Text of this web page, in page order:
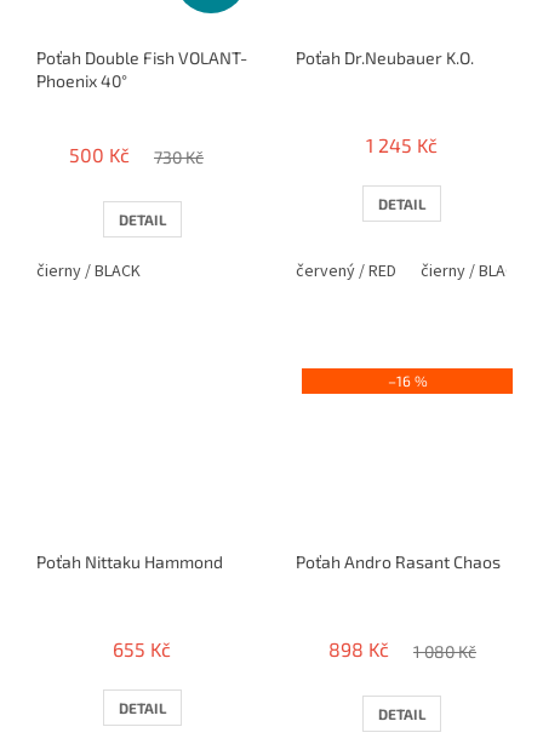
Poťah Double Fish VOLANT-
Phoenix 40°
produktu
4,0
z
500 Kč 730 Kč
DETAIL
čierny / BLACK
Poťah Dr.Neubauer K.O.
1 245 Kč
DETAIL
červený / RED čierny / BLACK
Poťah Nittaku Hammond
655 Kč
DETAIL
–16 %
Poťah Andro Rasant Chaos
898 Kč 1 080 Kč
DETAIL